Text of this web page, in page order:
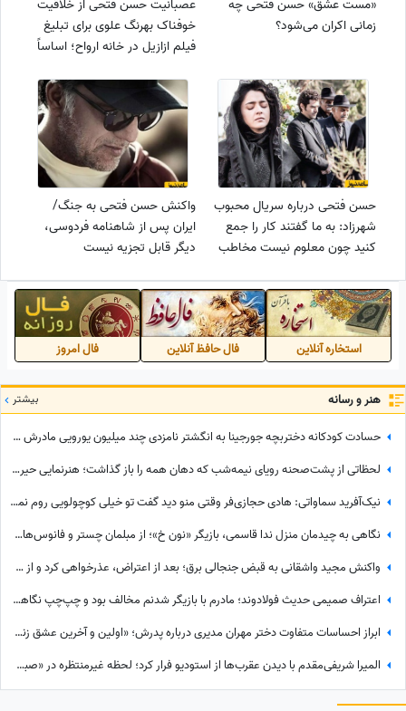
«مست عشق» حسن فتحی چه
زمانی اکران می‌شود؟
عصبانیت حسن فتحی از خلاقیت
خوفناک بهرنگ علوی برای تبلیغ
فیلم ازازیل در خانه ارواح؛ اساساً
نمی‌بینم
حسن فتحی درباره سریال محبوب
شهرزاد: به ما گفتند کار را جمع
کنید چون معلوم نیست مخاطب
شدیم فصل‌های بعدی را بسازیم!
واکنش حسن فتحی به جنگ/
ایران پس از شاهنامه فردوسی،
دیگر قابل تجزیه نیست
استخاره آنلاین فال حافظ آنلاین فال امروز
هنر و رسانه بیشتر
حسادت کودکانه دختربچه جورجینا به انگشتر نامزدی چند میلیون یورویی مادرش که رونالدو به او هدیه داده بود!
لحظاتی از پشت‌صحنه رویای نیمه‌شب که دهان همه را باز گذاشت؛ هنرنمایی حیرت‌انگیز و جانانه روزبه حصاری بدون بدلکار!+ویدیو
نیک‌آفرید سماواتی: هادی حجازی‌فر وقتی منو دید گفت تو خیلی کوچولویی روم نمی‌شه عاشقت بشم !
نگاهی به چیدمان منزل ندا قاسمی، بازیگر «نون خ»؛ از مبلمان چستر و فانوس‌های دکوراتیو تا کابینت شیشه‌ای و آباژورهای کلاسیک
واکنش مجید واشقانی به قبض جنجالی برق؛ بعد از اعتراض، عذرخواهی کرد و از شرکت برق تشکر کرد
اعتراف صمیمی حدیث فولادوند؛ مادرم با بازیگر شدنم مخالف بود و چپ‌چپ نگاهم می‌کرد! + ویدئو
ابراز احساسات متفاوت دختر مهران مدیری درباره پدرش؛ «اولین و آخرین عشق زندگی من بابامه» + ویدئو
المیرا شریفی‌مقدم با دیدن عقرب‌ها از استودیو فرار کرد؛ لحظه غیرمنتظره در «صبحانه ایرانی» + ویدئو